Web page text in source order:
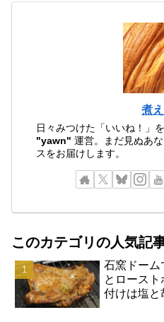
煮
日々みつけた「いいね！」
"yawn" 運営。まだ見ぬあ
スをお届けします。
このカテゴリの人気記
石窯ドーム
とロース
付けは塩と